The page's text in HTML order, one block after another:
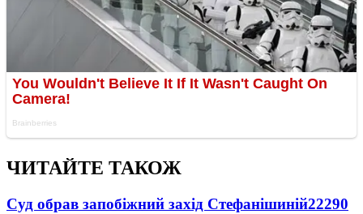
ЧИТАЙТЕ ТАКОЖ
Суд обрав запобіжний захід Стефанішиній22290